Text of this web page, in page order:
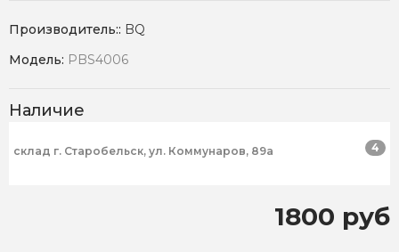
Производитель:: BQ
Модель: PBS4006
Наличие
склад г. Старобельск, ул. Коммунаров, 89а 4
1800 руб